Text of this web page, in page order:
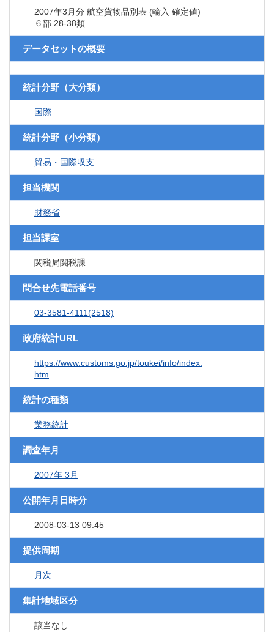
2007年3月分 航空貨物品別表 (輸入 確定値)
６部 28-38類
データセットの概要
統計分野（大分類）
国際
統計分野（小分類）
貿易・国際収支
担当機関
財務省
担当課室
関税局関税課
問合せ先電話番号
03-3581-4111(2518)
政府統計URL
https://www.customs.go.jp/toukei/info/index.
htm
統計の種類
業務統計
調査年月
2007年 3月
公開年月日時分
2008-03-13 09:45
提供周期
月次
集計地域区分
該当なし